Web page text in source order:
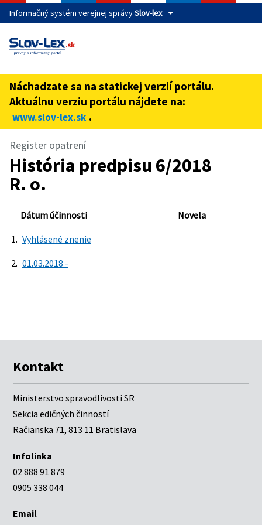
Informačný systém verejnej správySlov-lex
Táto stránka je zabezpečená
cez zabezpečenú webovú stránku verejnej správy SR.
Zabezpečená stránka vždy začína https:// pred názvom
domény webového sídla.
Náchadzate sa na statickej verzií portálu.
Aktuálnu verziu portálu nájdete na:
www.slov-lex.sk .
Register opatrení
História predpisu 6/2018
R. o.
Dátum účinnosti Novela
1. Vyhlásené znenie
2. 01.03.2018 -
Kontakt
Ministerstvo spravodlivosti SR
Sekcia edičných činností
Račianska 71, 813 11 Bratislava
Infolinka
02 888 91 879
0905 338 044
Email